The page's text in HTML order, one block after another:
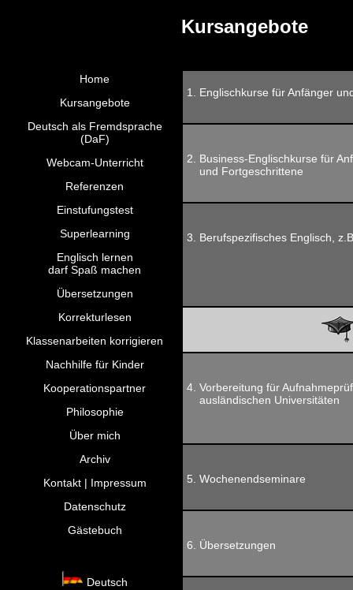
Home
Kursangebote
Deutsch als Fremdsprache
(DaF)
Webcam-Unterricht
Referenzen
Einstufungstest
Superlearning
Englisch lernen
darf Spaß machen
Übersetzungen
Korrekturlesen
Klassenarbeiten korrigieren
Nachhilfe für Kinder
Kooperationspartner
Philosophie
Über mich
Archiv
Kontakt | Impressum
Datenschutz
Gästebuch
Deutsch
Kursangebote
1. Englischkurse für Anfänger
2. Business-Englischkurse für
und Fortgeschrittene
3. Berufspezifisches Englisch,
4. Vorbereitung für
ausländischen Universitäten
5. Wochenendseminare
6. Übersetzungen